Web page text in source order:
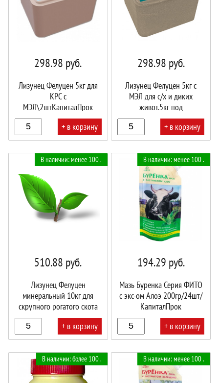
298.98 руб.
Лизунец Фелуцен 5кг для
КРС с
МЭЛ\2штКапиталПрок
+ в корзину
298.98 руб.
Лизунец Фелуцен 5кг с
МЭЛ для с/х и диких
живот.5кг под
держатель\2штКапиталПрок
+ в корзину
В наличии: менее 100 .
510.88 руб.
Лизунец Фелуцен
минеральный 10кг для
скрупного рогатого скота
брикет\КапиталПрок
+ в корзину
В наличии: менее 100 .
194.29 руб.
Мазь Буренка Серия ФИТО
с экс-ом Алоэ 200гр/24шт/
КапиталПрок
+ в корзину
В наличии: более 100 . В наличии: менее 100 .